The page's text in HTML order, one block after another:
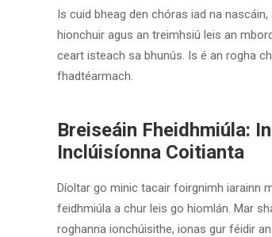
Is cuid bheag den chóras iad na
hionchuir agus an treimhsiú leis an
ceart isteach sa bhunús. Is é an rogha
fhadtéarmach.
Breiseáin Fheidhmiúla:
Inclúisíonna Coitianta
Díoltar go minic tacair foirgnimh iarainn
feidhmiúla a chur leis go hiomlán. Mar
roghanna ionchúisithe, ionas gur féidir